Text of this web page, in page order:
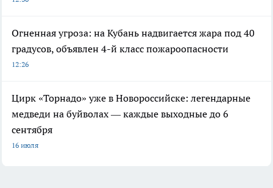
Огненная угроза: на Кубань надвигается жара под 40
градусов, объявлен 4-й класс пожароопасности
12:26
Цирк «Торнадо» уже в Новороссийске: легендарные
медведи на буйволах — каждые выходные до 6
сентября
16 июля